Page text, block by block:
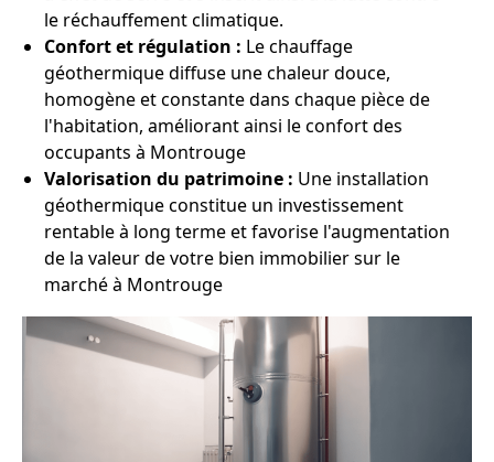
le réchauffement climatique.
Confort et régulation : Le chauffage
géothermique diffuse une chaleur douce,
homogène et constante dans chaque pièce de
l'habitation, améliorant ainsi le confort des
occupants à Montrouge
Valorisation du patrimoine : Une installation
géothermique constitue un investissement
rentable à long terme et favorise l'augmentation
de la valeur de votre bien immobilier sur le
marché à Montrouge